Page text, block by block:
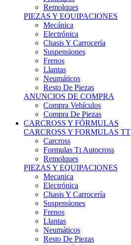
Remolques
PIEZAS Y EQUIPACIONES
Mecánica
Electrónica
Chasis Y Carrocería
Suspensiones
Frenos
Llantas
Neumáticos
Resto De Piezas
ANUNCIOS DE COMPRA
Compra Vehículos
Compra De Piezas
CARCROSS Y FÓRMULAS
CARCROSS Y FORMULAS TT
Carcross
Formulas Tt Autocross
Remolques
PIEZAS Y EQUIPACIONES
Mecanica
Electrónica
Chasis Y Carrocería
Suspensiones
Frenos
Llantas
Neumáticos
Resto De Piezas